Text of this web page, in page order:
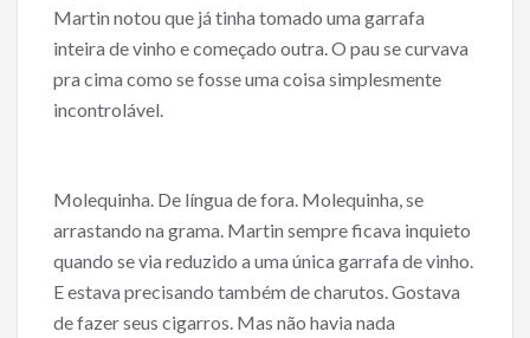
Martin notou que já tinha tomado uma garrafa
inteira de vinho e começado outra. O pau se curvava
pra cima como se fosse uma coisa simplesmente
incontrolável.
Molequinha. De língua de fora. Molequinha, se
arrastando na grama. Martin sempre ficava inquieto
quando se via reduzido a uma única garrafa de vinho.
E estava precisando também de charutos. Gostava
de fazer seus cigarros. Mas não havia nada